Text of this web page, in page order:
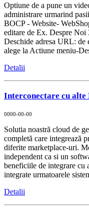
Optiune de a pune un
administrare urmarind
BOCP - Website-
editare de Ex. Despre Noi
Deschide adresa URL:
alege la Actiune meniu-
Detalii
Interconectare cu
0000-00-00
Solutia noastră cloud de
completă care integrează
diferite marketplace-uri.
independent ca si un
beneficiile de integrare cu
integrate urmatoarele
Detalii